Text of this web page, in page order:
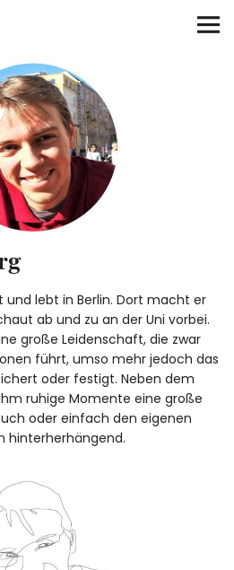
und lebt in Berlin. Dort macht er
ab und zu an der Uni vorbei.
große Leidenschaft, die zwar
führt, umso mehr jedoch das
oder festigt. Neben dem
ruhige Momente eine große
oder einfach den eigenen
hinterherhängend.